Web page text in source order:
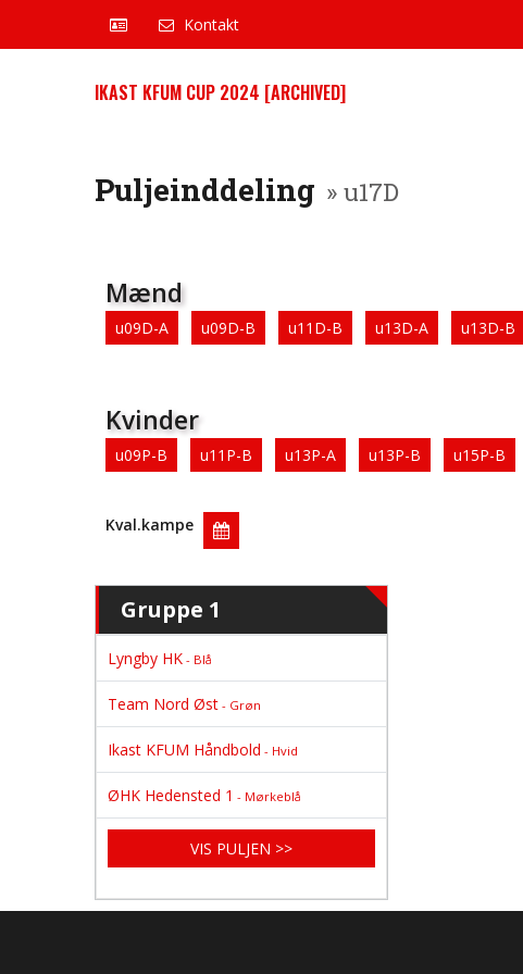
Kontakt
IKAST KFUM CUP 2024 [ARCHIVED]
Puljeinddeling » u17D
Mænd
u09D-A u09D-B u11D-B u13D-A u13D-B
Kvinder
u09P-B u11P-B u13P-A u13P-B u15P-B
Kval.kampe
Gruppe 1
Lyngby HK - Blå
Team Nord Øst - Grøn
Ikast KFUM Håndbold - Hvid
ØHK Hedensted 1 - Mørkeblå
VIS PULJEN >>